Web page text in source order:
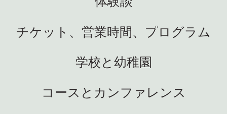
チケット、営業時間、プログラム
学校と幼稚園
コースとカンファレンス